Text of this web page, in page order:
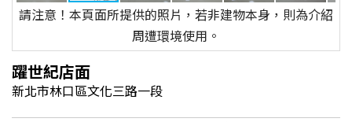
請注意！本頁面所提供的照片，若非建物本身，則為介紹
周遭環境使用。
躍世紀店面
新北市林口區文化三路一段